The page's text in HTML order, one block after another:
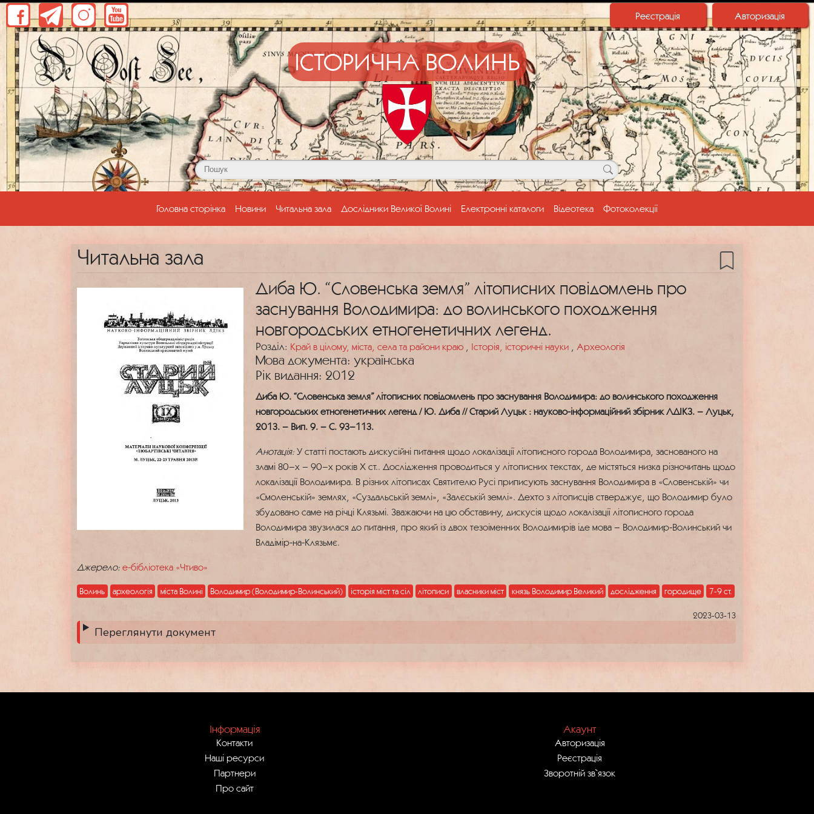
Авторизація
Реєстрація
ІСТОРИЧНА ВОЛИНЬ
Головна сторінка(current)
Новини Читальна зала Дослідники Великої Волині Електронні каталоги Відеотека Фотоколекції
Читальна зала
Диба Ю. “Словенська земля” літописних повідомлень про
заснування Володимира: до волинського походження
новгородських етногенетичних легенд.
Розділ: Край в цілому, міста, села та райони краю Історія, історичні науки Археологія
Мова документа: українська
Рік видання: 2012
Диба Ю. “Словенська земля” літописних повідомлень про заснування Володимира: до волинського походження
новгородських етногенетичних легенд / Ю. Диба // Старий Луцьк : науково-інформаційний збірник ЛДІКЗ. – Луцьк,
2013. – Вип. 9. – С. 93–113.
Анотація:У статті постають дискусійні питання щодо локалізації літописного города Володимира, заснованого на
зламі 80–х – 90–х років X ст.. Дослідження проводиться у літописних текстах, де містяться низка різночитань щодо
локалізації Володимира. В різних літописах Святителю Русі приписують заснування Володимира в «Словенській» чи
«Смоленській» землях, «Суздальській землі», «Залєській землі». Дехто з літописців стверджує, що Володимир було
збудовано саме на річці Клязьмі. Зважаючи на цю обставину, дискусія щодо локалізації літописного города
Володимира звузилася до питання, про який із двох тезоіменних Володимирів іде мова – Володимир-Волинський чи
Владімір-на-Клязьмє.
Джерело: е-бібліотека «Чтиво»
Волинь археологія міста Волині Володимир (Володимир-Волинський) історія міст та сіл літописи власники міст князь Володимир Великий дослідження городище 7-9 ст.
2023-03-13
Переглянути документ
Інформація
Контакти
Наші ресурси
Партнери
Про сайт
Акаунт
Авторизація
Реєстрація
Зворотній зв`язок